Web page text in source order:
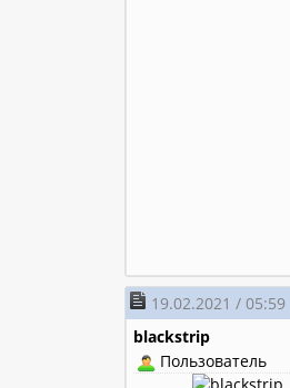
19.02.2021 / 05:59
blackstrip
Пользователь